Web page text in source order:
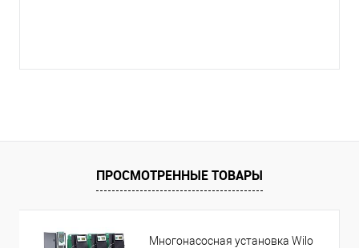
ПРОСМОТРЕННЫЕ ТОВАРЫ
Многонасосная установка Wilo